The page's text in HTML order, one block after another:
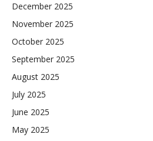
December 2025
November 2025
October 2025
September 2025
August 2025
July 2025
June 2025
May 2025